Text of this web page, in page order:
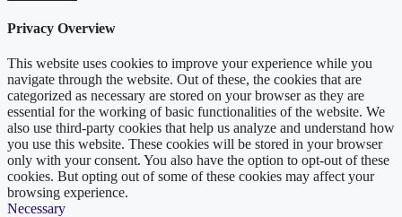
Privacy Overview
This website uses cookies to improve your experience while you
navigate through the website. Out of these, the cookies that are
categorized as necessary are stored on your browser as they are
essential for the working of basic functionalities of the website. We
also use third-party cookies that help us analyze and understand how
you use this website. These cookies will be stored in your browser
only with your consent. You also have the option to opt-out of these
cookies. But opting out of some of these cookies may affect your
browsing experience.
Necessary